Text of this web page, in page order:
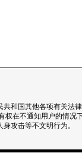
和国其他各项有关法
权在不通知用户的情况
攻击等不文明行为。